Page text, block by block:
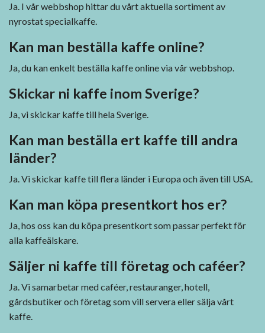
Ja. I vår webbshop hittar du vårt aktuella sortiment av
nyrostat specialkaffe.
Kan man beställa kaffe online?
Ja, du kan enkelt beställa kaffe online via vår webbshop.
Skickar ni kaffe inom Sverige?
Ja, vi skickar kaffe till hela Sverige.
Kan man beställa ert kaffe till andra
länder?
Ja. Vi skickar kaffe till flera länder i Europa och även till USA.
Kan man köpa presentkort hos er?
Ja, hos oss kan du köpa presentkort som passar perfekt för
alla kaffeälskare.
Säljer ni kaffe till företag och caféer?
Ja. Vi samarbetar med caféer, restauranger, hotell,
gårdsbutiker och företag som vill servera eller sälja vårt
kaffe.